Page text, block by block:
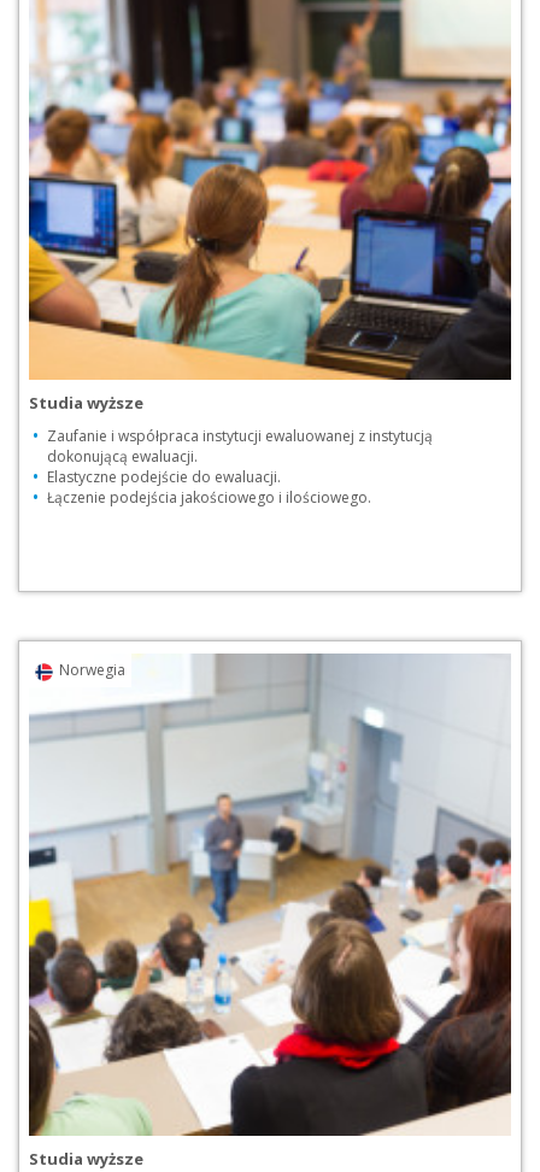
Studia wyższe
Zaufanie i współpraca instytucji ewaluowanej z instytucją
dokonującą ewaluacji.
Elastyczne podejście do ewaluacji.
Łączenie podejścia jakościowego i ilościowego.
Norwegia
Przejdź do praktyki
Pobierz pdf [PDF,
Studia wyższe